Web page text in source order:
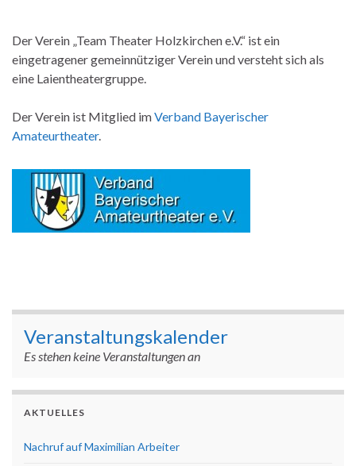
Der Verein „Team Theater Holzkirchen e.V.“ ist ein
eingetragener gemeinnütziger Verein und versteht sich als
eine Laientheatergruppe.
Der Verein ist Mitglied imVerband Bayerischer
Amateurtheater.
Veranstaltungskalender
Es stehen keine Veranstaltungen an
AKTUELLES
Nachruf auf Maximilian Arbeiter